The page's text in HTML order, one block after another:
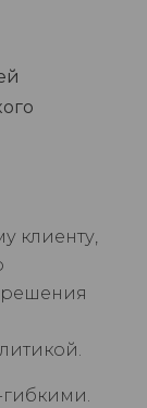
клиенту,
решения
гибкими.